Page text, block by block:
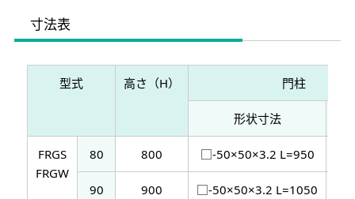
寸法表
型式 高さ（H） 門柱
形状寸法
FRGS
FRGW
80 800 □-50×50×3.2 L=950
90 900 □-50×50×3.2 L=1050